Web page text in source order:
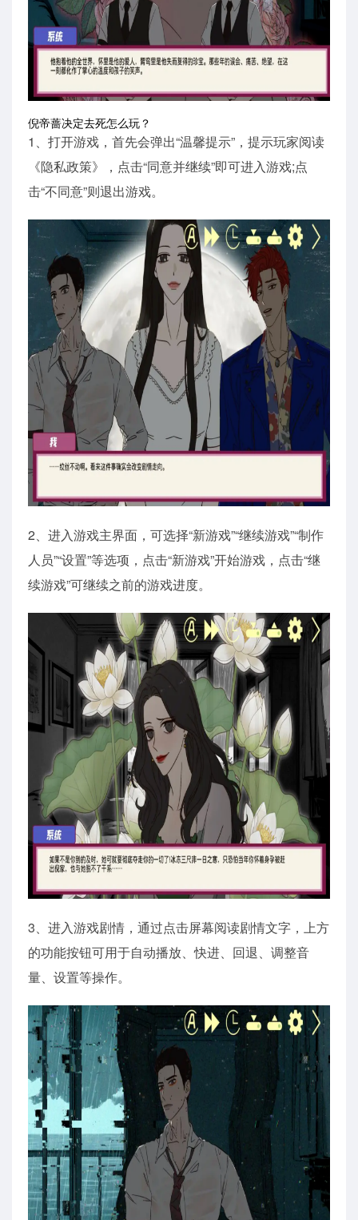
倪帝蔷决定去死怎么玩？
1、打开游戏，首先会弹出“温馨提示”，提示玩家阅读
《隐私政策》，点击“同意并继续”即可进入游戏;点
击“不同意”则退出游戏。
2、进入游戏主界面，可选择“新游戏”“继续游戏”“制作
人员”“设置”等选项，点击“新游戏”开始游戏，点击“继
续游戏”可继续之前的游戏进度。
3、进入游戏剧情，通过点击屏幕阅读剧情文字，上方
的功能按钮可用于自动播放、快进、回退、调整音
量、设置等操作。